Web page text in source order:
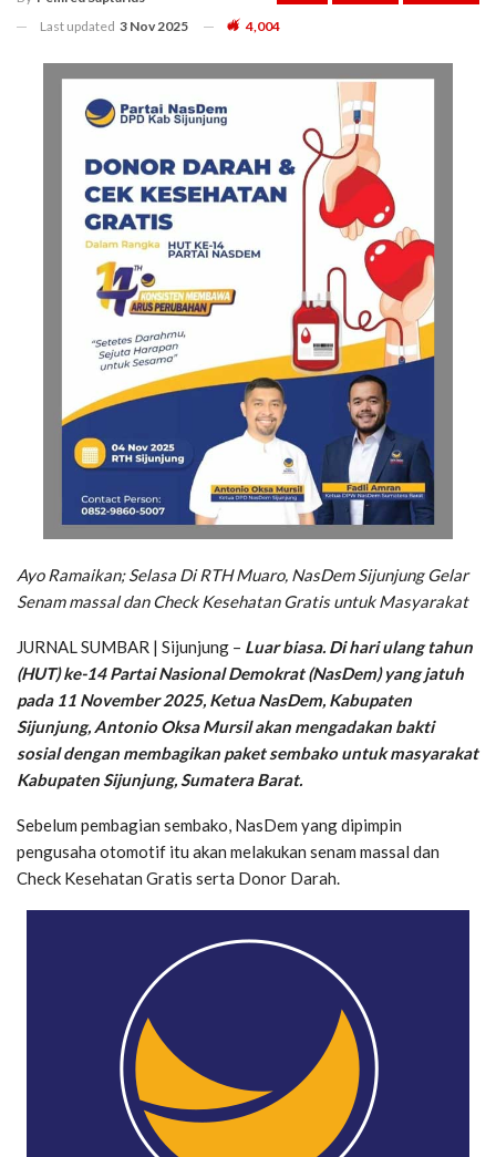
Last updated 3 Nov 2025 4,004
Ayo Ramaikan; Selasa Di RTH Muaro, NasDem Sijunjung Gelar
Senam massal dan Check Kesehatan Gratis untuk Masyarakat
JURNAL SUMBAR | Sijunjung – Luar biasa. Di hari ulang tahun
(HUT) ke-14 Partai Nasional Demokrat (NasDem) yang jatuh
pada 11 November 2025, Ketua NasDem, Kabupaten
Sijunjung, Antonio Oksa Mursil akan mengadakan bakti
sosial dengan membagikan paket sembako untuk masyarakat
Kabupaten Sijunjung, Sumatera Barat.
Sebelum pembagian sembako, NasDem yang dipimpin
pengusaha otomotif itu akan melakukan senam massal dan
Check Kesehatan Gratis serta Donor Darah.